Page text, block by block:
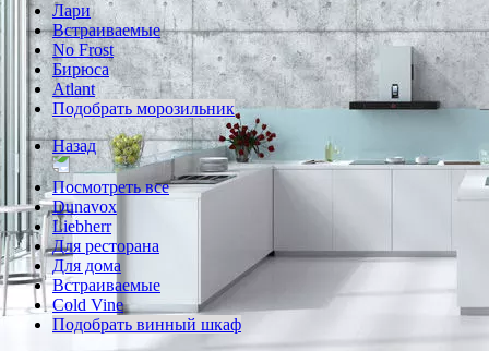
Лари
Встраиваемые
No Frost
Бирюса
Atlant
Подобрать морозильник
Назад
Посмотреть все
Dunavox
Liebherr
Для ресторана
Для дома
Встраиваемые
Cold Vine
Подобрать винный шкаф